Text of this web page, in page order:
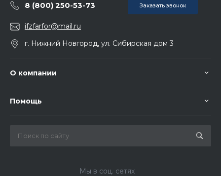
8 (800) 250-53-73 Заказать звонок
ifzfarfor@mail.ru
г. Нижний Новгород, ул. Сибирская дом 3
О компании
Помощь
Мы в соц. сетях